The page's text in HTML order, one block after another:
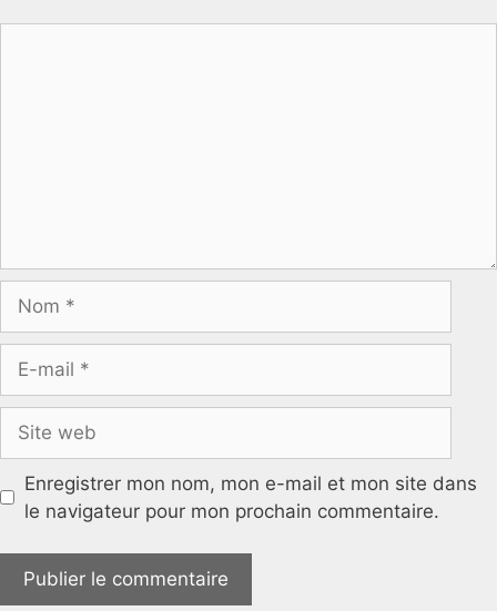
mail
web
Enregistrer mon nom, mon e-mail et mon site dans
le navigateur pour mon prochain commentaire.